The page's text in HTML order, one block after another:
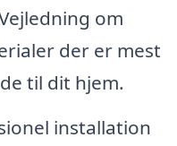
om
der er mest
til dit hjem.
installation